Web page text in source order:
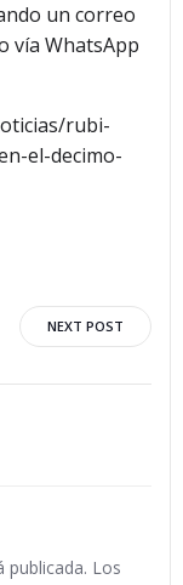
un correo
vía WhatsApp
rubi-
el-decimo-
NEXT POST
publicada. Los